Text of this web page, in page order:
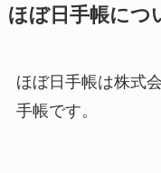
ほぼ日手帳につ
ほぼ日手帳は株式
手帳です。